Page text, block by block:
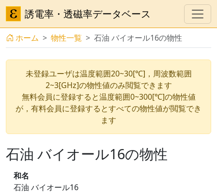
誘電率・透磁率データベース
ホーム 物性一覧 石油 バイオール16の物性
未登録ユーザは温度範囲20~30[℃]，周波数範囲
2~3[GHz]の物性値のみ閲覧できます
無料会員に登録すると温度範囲0~300[℃]の物性値
が，有料会員に登録するとすべての物性値が閲覧でき
ます
石油 バイオール16の物性
和名
石油 バイオール16